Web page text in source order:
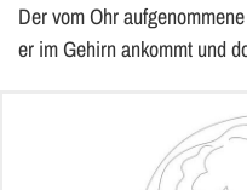
Der vom Ohr
er im Ge­hirn an­kommt und